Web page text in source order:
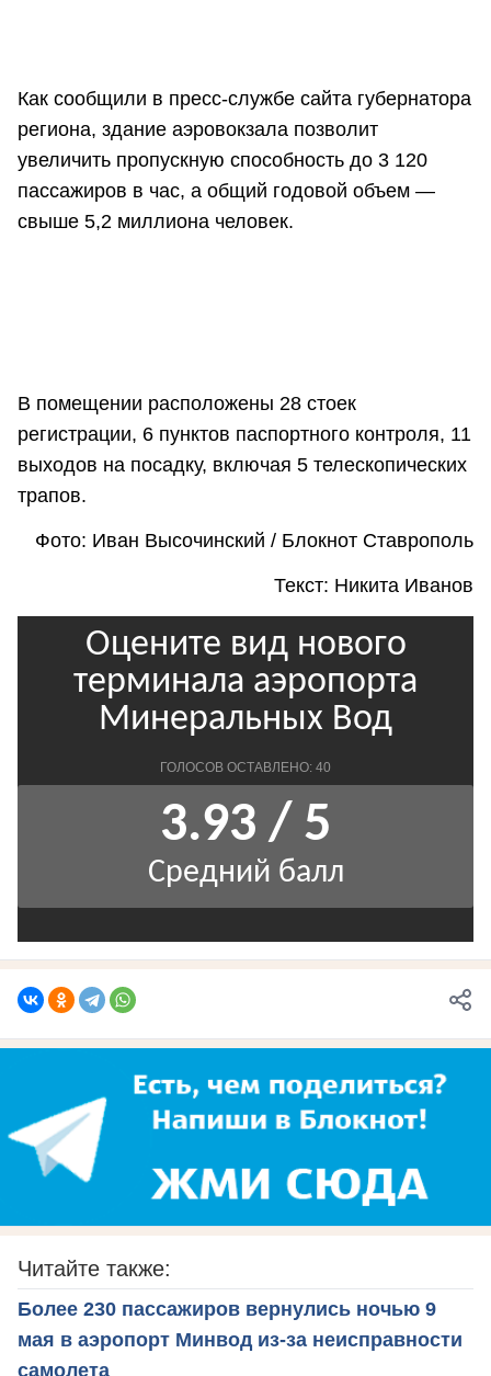
Как сообщили в пресс-службе сайта губернатора
региона, здание аэровокзала позволит
увеличить пропускную способность до 3 120
пассажиров в час, а общий годовой объем —
свыше 5,2 миллиона человек.
В помещении расположены 28 стоек
регистрации, 6 пунктов паспортного контроля, 11
выходов на посадку, включая 5 телескопических
трапов.
Фото: Иван Высочинский / Блокнот Ставрополь
Текст: Никита Иванов
Читайте также:
Более 230 пассажиров вернулись ночью 9
мая в аэропорт Минвод из-за неисправности
самолета